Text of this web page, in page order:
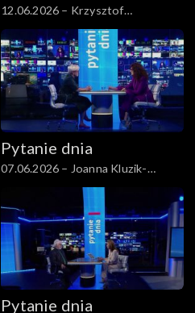
12.06.2026 – Krzysztof
Gawkowski
Pytanie dnia
07.06.2026 – Joanna Kluzik-
Pytanie dnia